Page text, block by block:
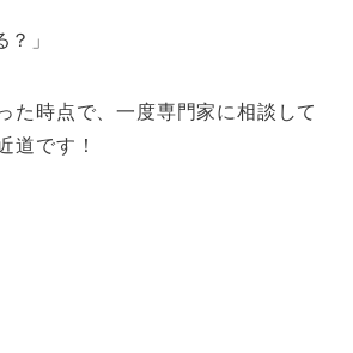
？」
た時点で、一度専門家に相談して
道です！